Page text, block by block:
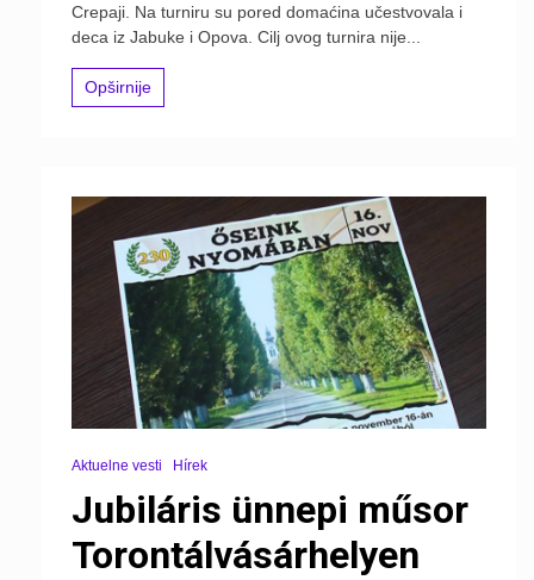
Crepaji. Na turniru su pored domaćina učestvovala i
deca iz Jabuke i Opova. Cilj ovog turnira nije...
Opširnije
Aktuelne vesti Hírek
Jubiláris ünnepi műsor
Torontálvásárhelyen